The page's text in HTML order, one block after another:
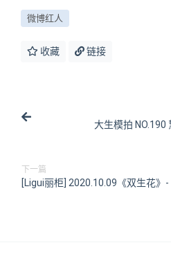
微博红人
收藏 链接
大生模拍 NO.190
下一篇
[Ligui丽柜] 2020.10.09《双生花》-